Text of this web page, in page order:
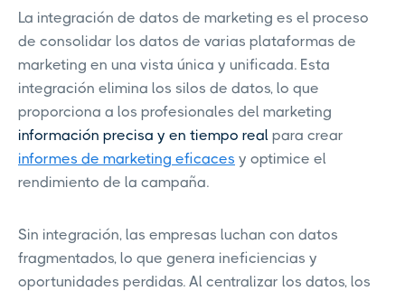
La integración de datos de marketing es el proceso
de consolidar los datos de varias plataformas de
marketing en una vista única y unificada. Esta
integración elimina los silos de datos, lo que
proporciona a los profesionales del marketing
información precisa y en tiempo real para crear
informes de marketing eficaces y optimice el
rendimiento de la campaña.
Sin integración, las empresas luchan con datos
fragmentados, lo que genera ineficiencias y
oportunidades perdidas. Al centralizar los datos, los